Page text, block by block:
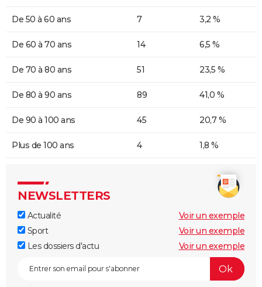
De 50 à 60 ans 7 3,2 %
De 60 à 70 ans 14 6,5 %
De 70 à 80 ans 51 23,5 %
De 80 à 90 ans 89 41,0 %
De 90 à 100 ans 45 20,7 %
Plus de 100 ans 4 1,8 %
NEWSLETTERS
Actualité
Voir un exemple
Sport
Voir un exemple
Les dossiers d'actu
Voir un exemple